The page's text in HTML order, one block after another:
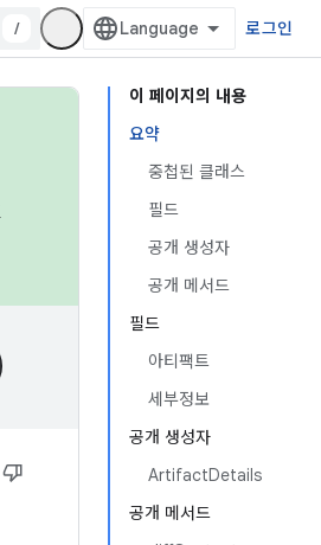
/ 로그인
이 페이지의 내용
요약
중첩된 클래스
필드
공개 생성자
공개 메서드
필드
아티팩트
세부정보
공개 생성자
ArtifactDetails
공개 메서드